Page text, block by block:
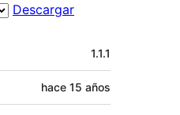
Descargar
1.1.1
hace 15 años